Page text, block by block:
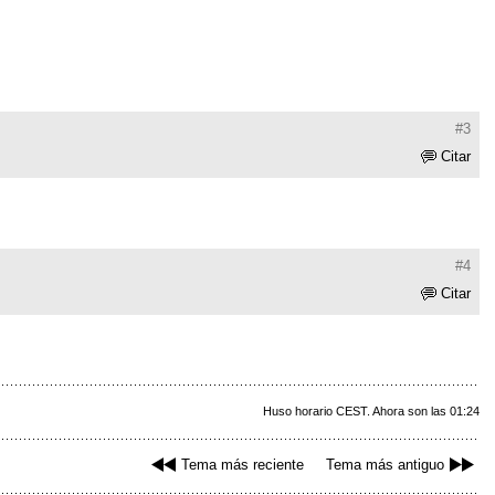
#3
Citar
#4
Citar
Huso horario CEST. Ahora son las 01:24
Tema más reciente Tema más antiguo